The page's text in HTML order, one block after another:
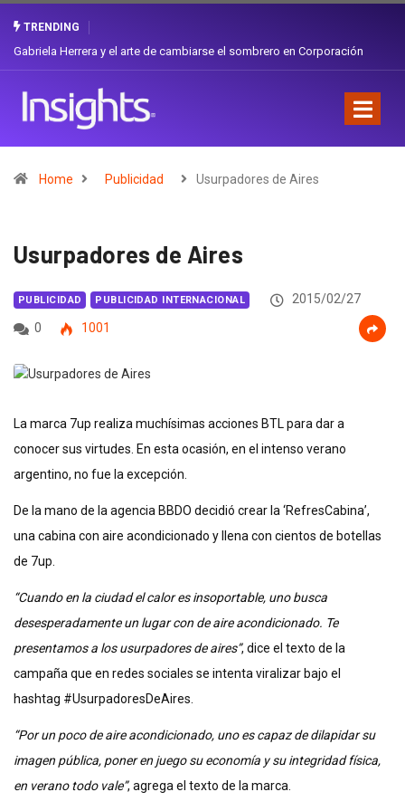
TRENDING
Gabriela Herrera y el arte de cambiarse el sombrero en Corporación
Home Publicidad Usurpadores de Aires
Usurpadores de Aires
PUBLICIDAD PUBLICIDAD INTERNACIONAL
2015/02/27
0
1001
La marca 7up realiza muchísimas acciones BTL para dar a
conocer sus virtudes. En esta ocasión, en el intenso verano
argentino, no fue la excepción.
De la mano de la agencia BBDO decidió crear la ‘RefresCabina’,
una cabina con aire acondicionado y llena con cientos de botellas
de 7up.
“Cuando en la ciudad el calor es insoportable, uno busca
desesperadamente un lugar con de aire acondicionado. Te
presentamos a los usurpadores de aires”, dice el texto de la
campaña que en redes sociales se intenta viralizar bajo el
hashtag #UsurpadoresDeAires.
“Por un poco de aire acondicionado, uno es capaz de dilapidar su
imagen pública, poner en juego su economía y su integridad física,
en verano todo vale”, agrega el texto de la marca.